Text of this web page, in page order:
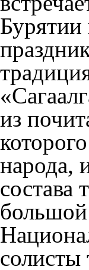
Бурятии
из
народа,
состава
солисты